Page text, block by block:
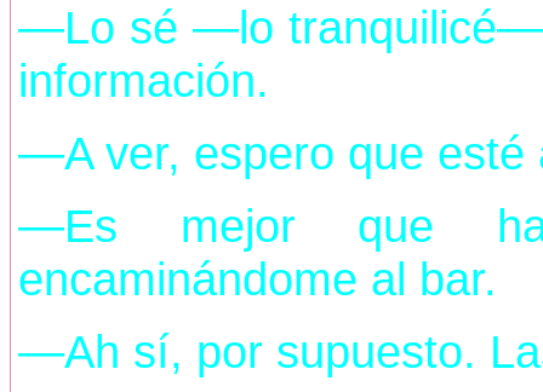
—Lo sé —lo
información.
—A ver, espero que esté
—Es mejor que
encaminándome al bar.
—Ah sí, por supuesto.